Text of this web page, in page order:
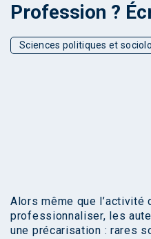
Profession ?
Sciences politiques et
Alors même que l’activité
professionnaliser, les
une précarisation : rares